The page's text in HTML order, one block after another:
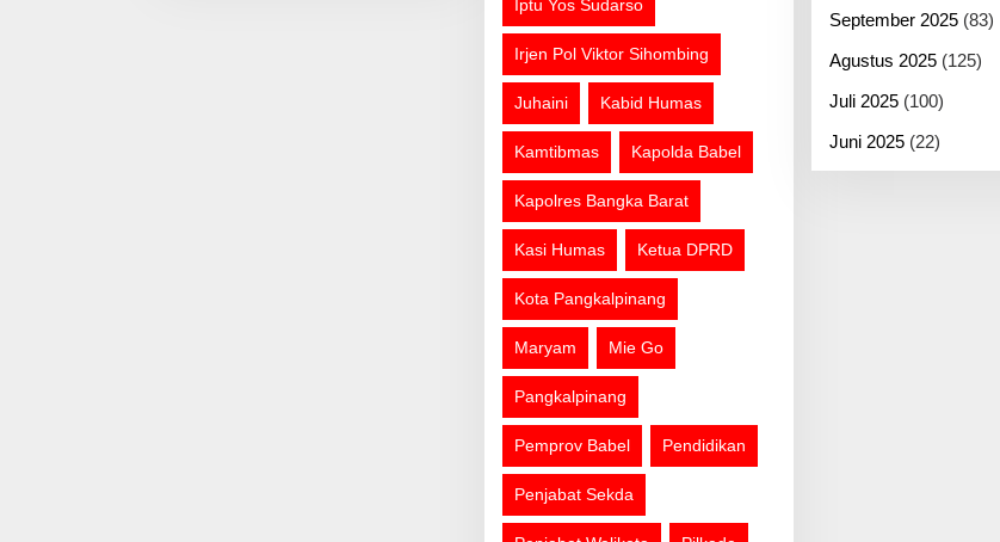
Iptu Yos Sudarso
Irjen Pol Viktor Sihombing
Juhaini Kabid Humas
Kamtibmas Kapolda Babel
Kapolres Bangka Barat
Kasi Humas Ketua DPRD
Kota Pangkalpinang
Maryam Mie Go
Pangkalpinang
Pemprov Babel Pendidikan
Penjabat Sekda
September 2025(83)
Agustus 2025(125)
Juli 2025(100)
Juni 2025(22)